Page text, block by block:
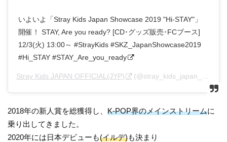
いよいよ「Stray Kids Japan Showcase 2019 "Hi-STAY"」
開催！ STAY, Are you ready? [CD･グッズ販売･FCブース]
12/3(火) 13:00～ #StrayKids #SKZ_JapanShowcase2019
#Hi_STAY #STAY_Are_you_ready
Stray Kids JAPAN OFFICIAL(JYP) (@stray_kids_japan_official_jypj)がシェアした投稿 –
2018年の新人賞を総獲得し、K-POP界のメインストリームに
乗り出してきました。
2020年には日本デビューも(イルデ)も決まり